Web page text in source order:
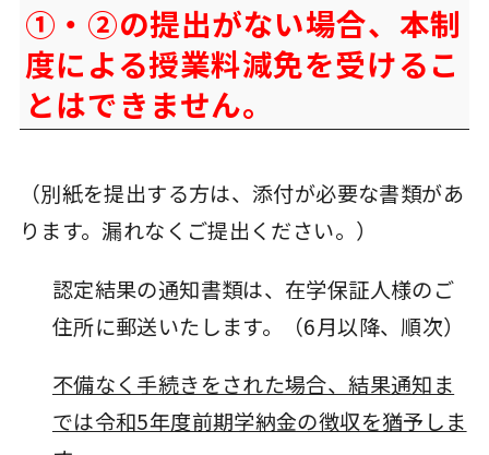
①・②の提出がない場合、本制
度による授業料減免を受けるこ
とはできません。
（別紙を提出する方は、添付が必要な書類があ
ります。漏れなくご提出ください。）
認定結果の通知書類は、在学保証人様のご
住所に郵送いたします。（6月以降、順次）
不備なく手続きをされた場合、結果通知ま
では令和5年度前期学納金の徴収を猶予しま